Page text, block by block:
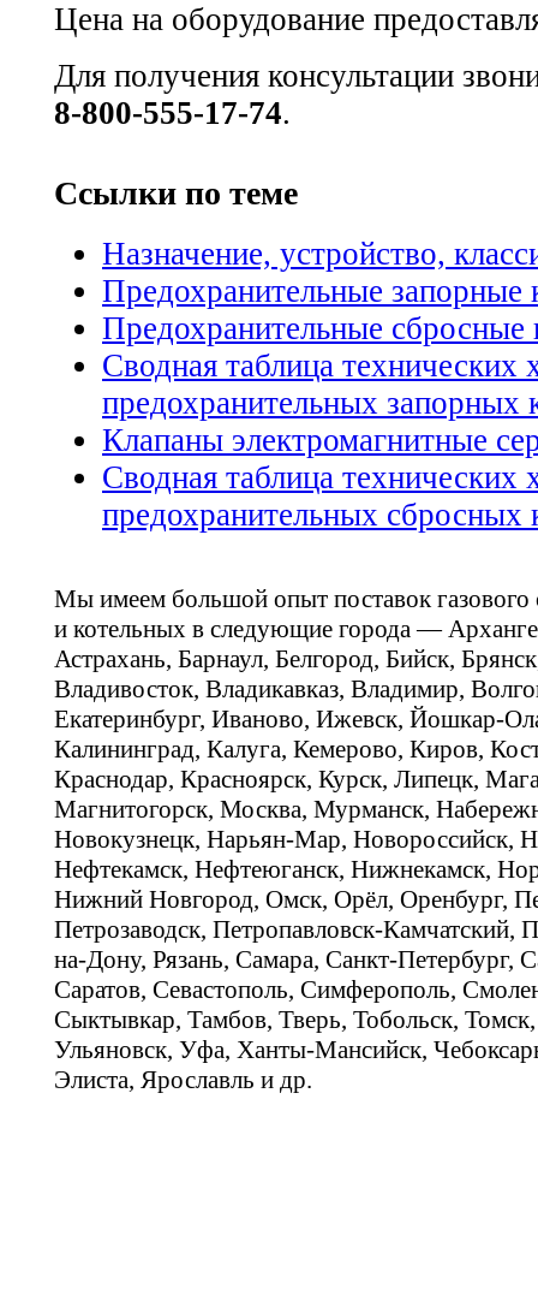
Цена на оборудование
Для получения консультации
8-800-555-17-74.
Ссылки по теме
Назначение, устройство,
Предохранительные запорные
Предохранительные
Сводная таблица технических
предохранительных запорных
Клапаны электромагнитные
Сводная таблица технических
предохранительных сбросных
Мы имеем большой опыт поставок газового
и котельных в следующие города —
Астрахань, Барнаул, Белгород, Бийск,
Владивосток, Владикавказ, Владимир,
Екатеринбург, Иваново, Ижевск, Йошкар-
Калининград, Калуга, Кемерово, Киров,
Краснодар, Красноярск, Курск, Липецк,
Магнитогорск, Москва, Мурманск,
Новокузнецк, Нарьян-Мар, Новороссийск,
Нефтекамск, Нефтеюганск, Нижнекамск,
Нижний Новгород, Омск, Орёл, Оренбург,
Петрозаводск, Петропавловск-Камчатский,
на-Дону, Рязань, Самара, Санкт-Петербург,
Саратов, Севастополь, Симферополь,
Сыктывкар, Тамбов, Тверь, Тобольск,
Ульяновск, Уфа, Ханты-Мансийск,
Элиста, Ярославль и др.